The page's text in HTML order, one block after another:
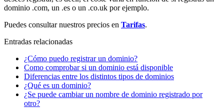
dominio .com, un .es o un .co.uk por ejemplo.
Puedes consultar nuestros precios en Tarifas.
Entradas relacionadas
¿Cómo puedo registrar un dominio?
Como comprobar si un dominio está disponible
Diferencias entre los distintos tipos de dominios
¿Qué es un dominio?
¿Se puede cambiar un nombre de dominio registrado por
otro?